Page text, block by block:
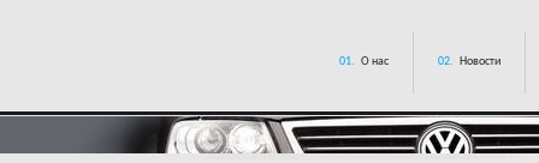
01. О нас 02. Новости